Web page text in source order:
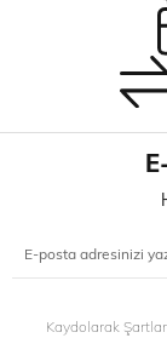
Kaydolarak Şartlar